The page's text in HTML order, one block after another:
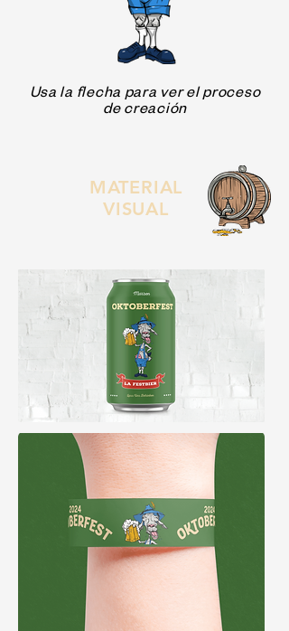
Usa la flecha para ver el proceso
de creación
MATERIAL
VISUAL